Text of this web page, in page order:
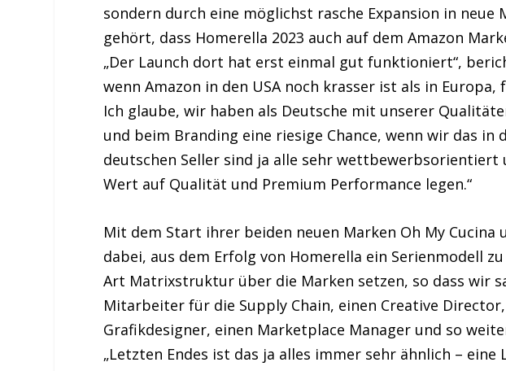
sondern durch eine möglichst rasche Expansion in neue
gehört, dass Homerella 2023 auch auf dem Amazon
„Der Launch dort hat erst einmal gut funktioniert“,
wenn Amazon in den USA noch krasser ist als in
Ich glaube, wir haben als Deutsche mit unserer
und beim Branding eine riesige Chance, wenn wir das in
deutschen Seller sind ja alle sehr wettbewerbsorientiert
Wert auf Qualität und Premium Performance legen.“
Mit dem Start ihrer beiden neuen Marken Oh My
dabei, aus dem Erfolg von Homerella ein Serienmodell
Art Matrixstruktur über die Marken setzen, so dass wir
Mitarbeiter für die Supply Chain, einen Creative
Grafikdesigner, einen Marketplace Manager und so
„Letzten Endes ist das ja alles immer sehr ähnlich –